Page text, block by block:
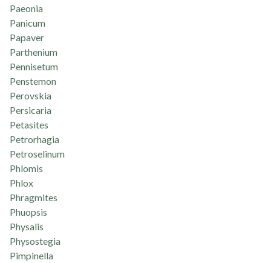
Paeonia
Panicum
Papaver
Parthenium
Pennisetum
Penstemon
Perovskia
Persicaria
Petasites
Petrorhagia
Petroselinum
Phlomis
Phlox
Phragmites
Phuopsis
Physalis
Physostegia
Pimpinella